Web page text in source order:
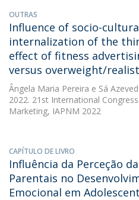
OUTRAS
Influence of socio-
internalization of the
effect of fitness
versus overweight/
Ângela Maria Pereira e Sá
2022. 21st International
Marketing, IAPNM 2022
CAPÍTULO DE LIVRO
Influência da Perceção
Parentais no
Emocional em